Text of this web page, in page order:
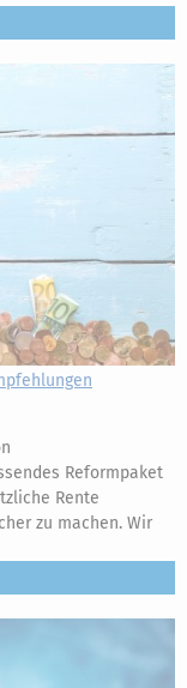
Reformpaket
Rente
zu machen. Wir